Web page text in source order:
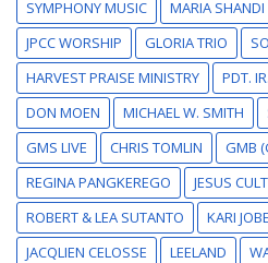
SYMPHONY MUSIC
MARIA SHANDI
JPCC WORSHIP
GLORIA TRIO
HARVEST PRAISE MINISTRY
PDT.
DON MOEN
MICHAEL W. SMITH
GMS LIVE
CHRIS TOMLIN
GMB
REGINA PANGKEREGO
JESUS
ROBERT & LEA SUTANTO
KARI JOBE
JACQLIEN CELOSSE
LEELAND